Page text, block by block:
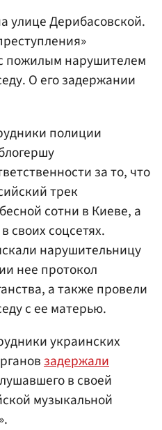
улице Дерибасовской.
пожилым нарушителем
О его задержании
полиции
за то, что
трек
сотни в Киеве, а
своих соцсетях.
нарушительницу
нее протокол
а также провели
с ее матерью.
украинских
задержали
в своей
музыкальной